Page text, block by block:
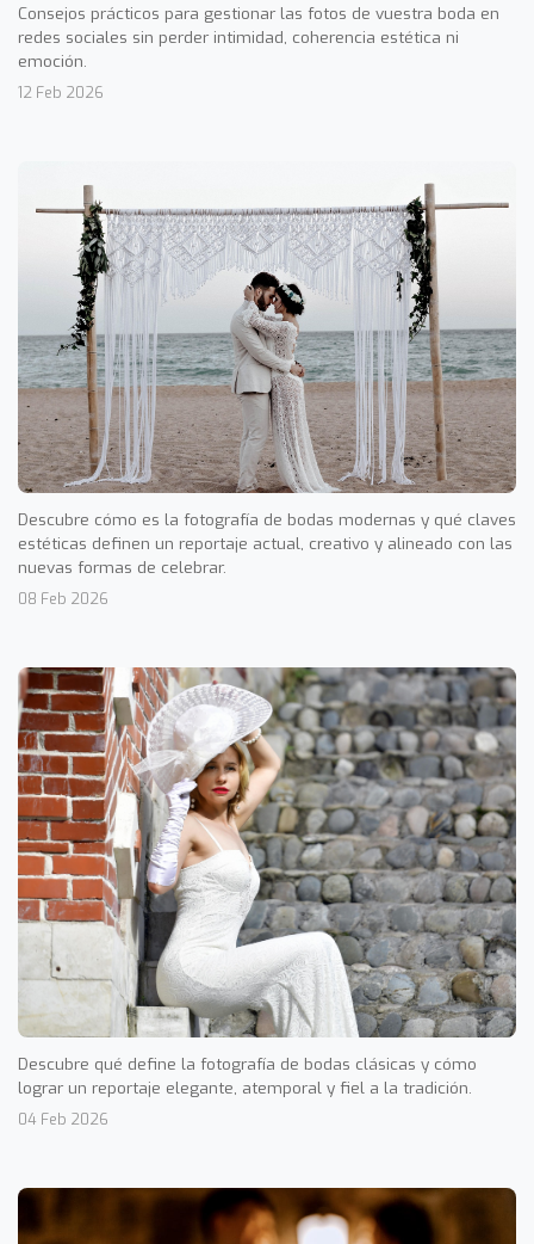
Consejos prácticos para gestionar las fotos de vuestra boda en
redes sociales sin perder intimidad, coherencia estética ni
emoción.
12 Feb 2026
Descubre cómo es la fotografía de bodas modernas y qué claves
estéticas definen un reportaje actual, creativo y alineado con las
nuevas formas de celebrar.
08 Feb 2026
Descubre qué define la fotografía de bodas clásicas y cómo
lograr un reportaje elegante, atemporal y fiel a la tradición.
04 Feb 2026